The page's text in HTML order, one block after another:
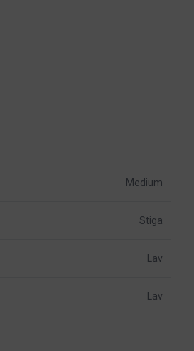
Medium
Stiga
Lav
Lav